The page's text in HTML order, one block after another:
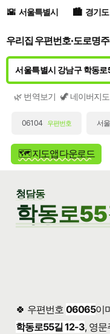
서울특별시 경기도
우리집 우편번호·도로명
🌿 번역보기 🦖 네이버지도
06104 우편번호 서
🗺️ 지도앱 다운로드
청담동
학동로
🍀 우편번호 06065이
학동로55길 12-3, 영